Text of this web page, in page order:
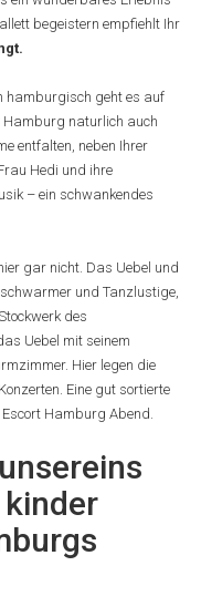
begeistern empfiehlt Ihr
hamburgisch geht es auf
Hamburg naturlich auch
entfalten, neben Ihrer
Hedi und ihre
– ein schwankendes
gar nicht. Das Uebel und
und Tanzlustige,
des
Uebel mit seinem
Hier legen die
Eine gut sortierte
Hamburg Abend.